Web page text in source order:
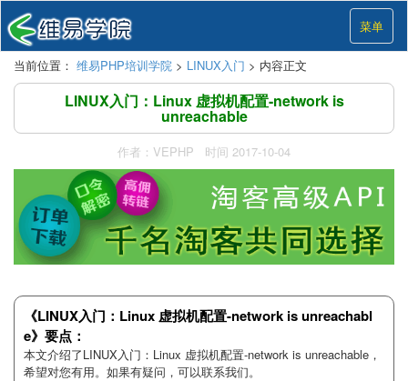
菜单
当前位置： 维易PHP培训学院 > LINUX入门 > 内容正文
LINUX入门：Linux 虚拟机配置-network is
unreachable
作者：VEPHP 时间 2017-10-04
《LINUX入门：Linux 虚拟机配置-network is unreachabl
e》要点：
本文介绍了LINUX入门：Linux 虚拟机配置-network is unreachable，
希望对您有用。如果有疑问，可以联系我们。